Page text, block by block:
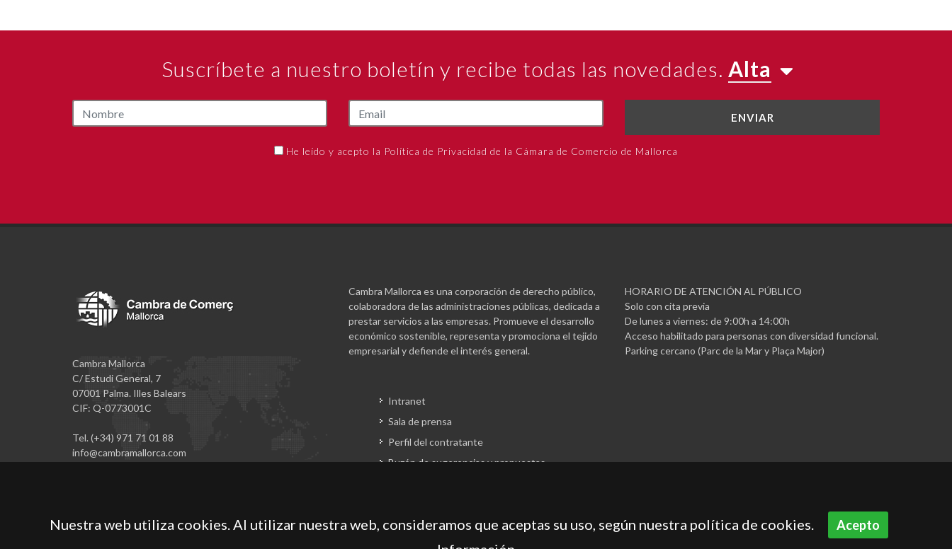
Suscríbete a nuestro boletín y recibe todas las novedades. Alta
ENVIAR
He leído y acepto la Política de Privacidad de la Cámara de Comercio de Mallorca
Cambra Mallorca
C/ Estudi General, 7
07001 Palma. Illes Balears
CIF: Q-0773001C
Tel. (+34) 971 71 01 88
info@cambramallorca.com
Cambra Mallorca es una corporación de derecho público,
colaboradora de las administraciones públicas, dedicada a
prestar servicios a las empresas. Promueve el desarrollo
económico sostenible, representa y promociona el tejido
empresarial y defiende el interés general.
Intranet
Sala de prensa
Perfil del contratante
Buzón de sugerencias y propuestas
HORARIO DE ATENCIÓN AL PÚBLICO
Solo con cita previa
De lunes a viernes: de 9:00h a 14:00h
Acceso habilitado para personas con diversidad funcional.
Parking cercano (Parc de la Mar y Plaça Major)
Nuestra web utiliza cookies. Al utilizar nuestra web, consideramos que aceptas su uso, según nuestra política de cookies. Acepto